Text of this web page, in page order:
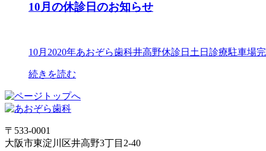
10月の休診日のお知らせ
10月 2020年あおぞら歯科井高野休診日 土日診療駐車場
続きを読む
〒533-0001
大阪市東淀川区井高野3丁目2-40